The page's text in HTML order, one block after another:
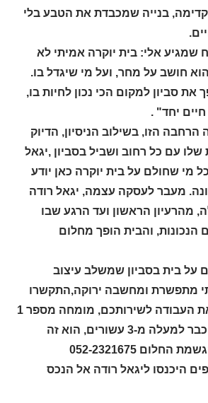
בנייה שמכבדת את הטבע בלי
שמגיע אלי: בית יוקרה אמיתי לא
חושב על מחר, ועל מי שיגדל בו.
את סביון למקום הכי נכון לחיות בו,
יחד" .
הרחבה הזו, בשילוב הניסיון, הדיוק
שלו עם כל רחוב ושביל בסביון ,יגאל
מי שחולם על בית יוקרה כאן יודע
מעבר לעסקה עצמה, יגאל רודה
מהרעיון הראשון ועד הרגע שבו
הנכונות, והבית הופך מחלום
על בית בסביון שמשלב עיצוב
מתפשרת ומחשבה ירוקה,התקשרו
ליגאל רודה אוהב את העבודה לשירותכם, מומחה מספר 1
לבתי יוקרה בסביון כבר למעלה מ-3 עשורים, הוא זה
052-2321675
היכנסו ליגאל רודה אל הנכס